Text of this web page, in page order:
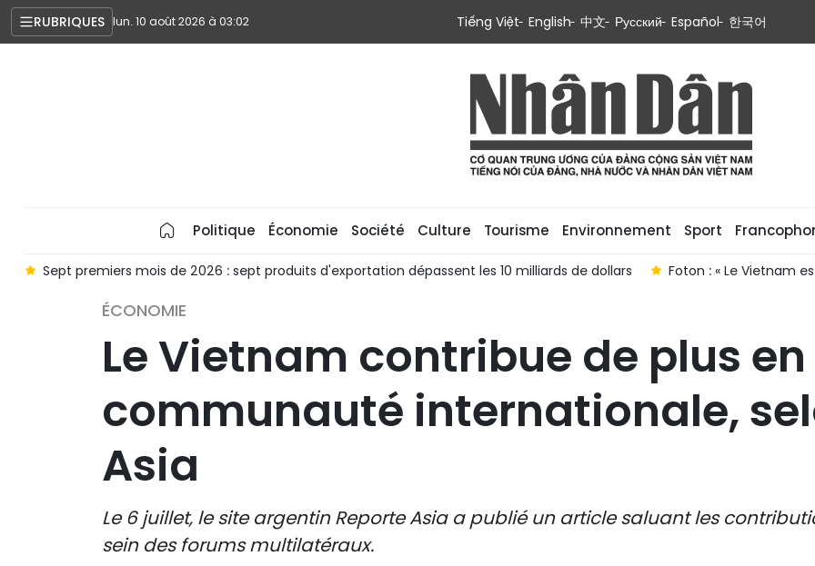
RUBRIQUES lun. 10 août 2026 à 03:02 Tiếng Việt English 中文 Русский Español 한국어
Politique Économie Société Culture Tourisme Environnement Sport
Foton : « Le Vietnam est un marché clé au sein de l'ASEAN » Sciences et technologies, nouveaux moteurs de
ÉCONOMIE
Le Vietnam contribue de plus
communauté internationale,
Asia
Le 6 juillet, le site argentin Reporte Asia a publié un article saluant les
sein des forums multilatéraux.